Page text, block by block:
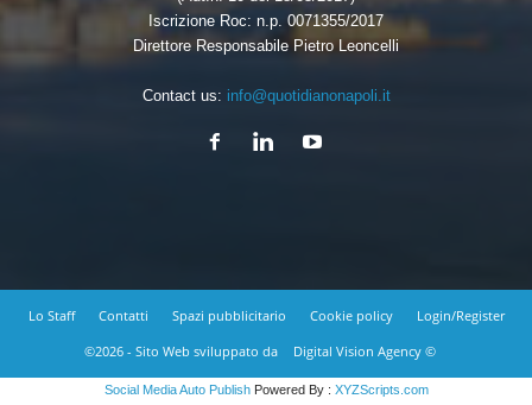
Iscrizione Roc: n.p. 0071355/2017
Direttore Responsabile Pietro Leoncelli
Contact us: info@quotidianonapoli.it
Lo Staff Contatti Spazi pubblicitario Cookie policy
Login/Register
©2026 - Sito Web sviluppato da
Digital Vision Agency ©
Social Media Auto PublishPowered By : XYZScripts.com